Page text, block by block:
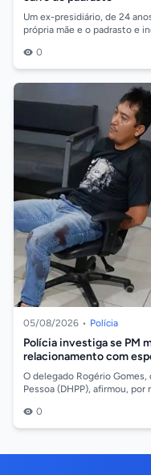
Um ex-presidiário, de 24
própria mãe e o padrasto e
0
05/08/2026 • Polícia
Polícia investiga se PM
relacionamento com
O delegado Rogério
Pessoa (DHPP), afirmou,
0